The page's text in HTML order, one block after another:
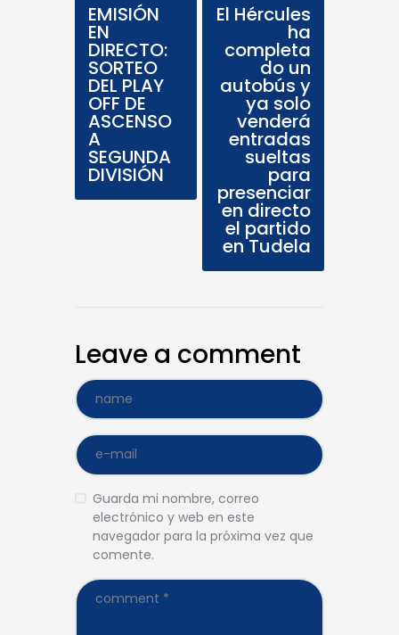
EMISIÓN
EN
DIRECTO:
SORTEO
DEL PLAY
OFF DE
ASCENSO
A
SEGUNDA
DIVISIÓN
El Hércules
ha
completa
do un
autobús y
ya solo
venderá
entradas
sueltas
para
presenciar
en directo
el partido
en Tudela
Leave a comment
Guarda mi nombre, correo
electrónico y web en este
navegador para la próxima vez que
comente.